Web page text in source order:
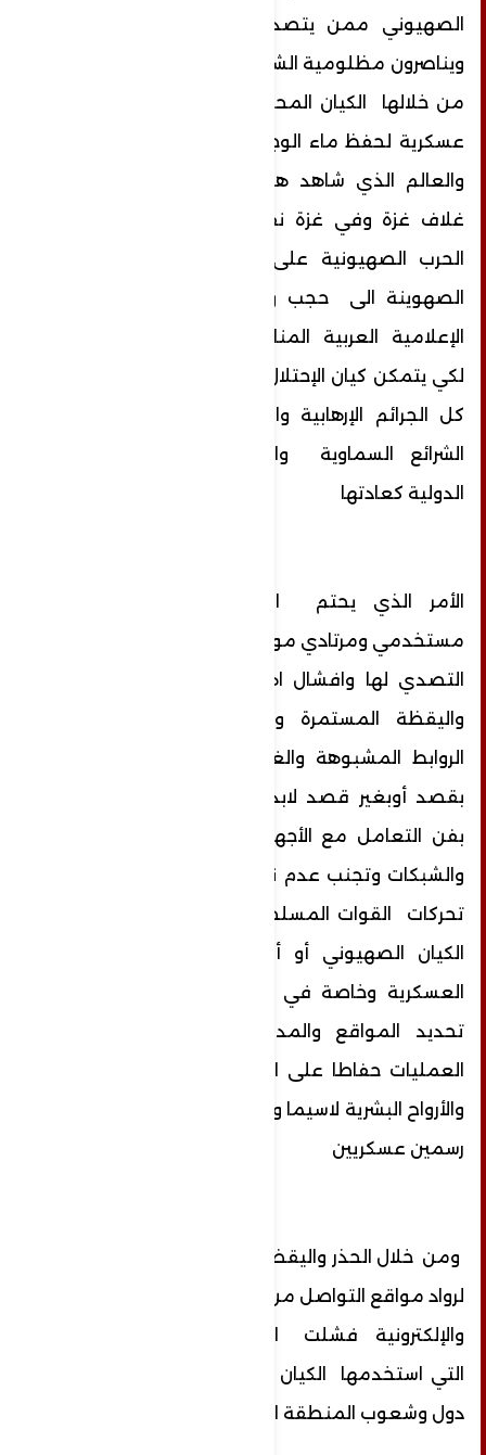
الصهيوني ممن يتصدون اللكيان الصهيوني
ويناصرون مظلومية الشعب الفلسطيني حاول
من خلالها الكيان المحتل ان يسجل إنتصارات
عسكرية لحفظ ماء الوجه امام مواطني الكيان
والعالم الذي شاهد هزيمة جيش الكيان في
غلاف غزة وفي غزة نفسها خلال عامين من
الحرب الصهيونية على غزة هدفت الحملة
الصهوينة الى حجب وتهكير مواقع الجبهة
الإعلامية العربية المناصرة لشعب فلسطين
لكي يتمكن كيان الإحتلال من ممارسة وإرتكاب
كل الجرائم الإرهابية والاجرامية المخالفة لكل
الشرائع السماوية والقوانين والمعاهدات
الدولية كعادتها
الأمر الذي يحتم اليوم وكل يوم على
مستخدمي ومرتادي مواقع التواصل الإجتماعي
التصدي لها وافشال اهدافها من خلال الحذر
واليقظة المستمرة وعدم المساهمة بنشر
الروابط المشبوهة والغير معروفة سواء اكان
بقصد أوبغير قصد لابد من الوعي والمعرفة
بفن التعامل مع الأجهزة الإلكترونية والمواقع
والشبكات وتجنب عدم نشر أي اخبار تتحدث عن
تحركات القوات المسلحة وإستهدافها لمواقع
الكيان الصهيوني أو أي أهداف في خطتها
العسكرية وخاصة في مواقع التواصل لايجوز
تحديد المواقع والمدن الذي تنطلق منها
العمليات حفاطا على الأمن القومي والوطني
والأرواح البشرية لاسيما والمخولون فقط ناطقين
رسمين عسكريين
ومن خلال الحذر واليقضة والحس الأمني الرفيع
لرواد مواقع التواصل من جيوش الجبهة الرقمية
والإلكترونية فشلت الحرب الكونية الشاملة
التي استخدمها الكيان الإسرائيلي المحتل ضد
دول وشعوب المنطقة العربية والشرق الأوسط